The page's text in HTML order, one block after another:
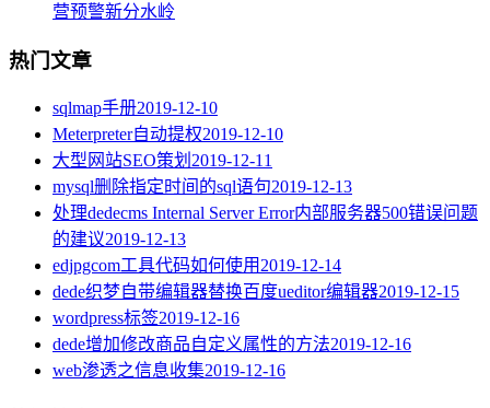
营预警新分水岭
热门文章
sqlmap手册2019-12-10
Meterpreter自动提权2019-12-10
大型网站SEO策划 2019-12-11
mysql删除指定时间的sql语句2019-12-13
处理dedecms Internal Server Error内部服务器500错误问题
的建议2019-12-13
edjpgcom工具代码如何使用 2019-12-14
dede织梦自带编辑器替换百度ueditor编辑器2019-12-15
wordpress标签2019-12-16
dede增加修改商品自定义属性的方法2019-12-16
web渗透之信息收集2019-12-16